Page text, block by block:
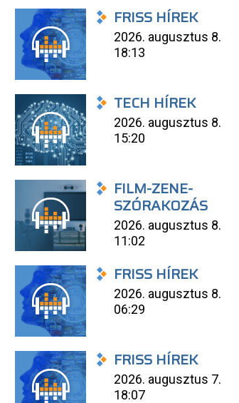
FRISS HÍREK
2026. augusztus 8.
18:13
TECH HÍREK
2026. augusztus 8.
15:20
FILM-ZENE-
SZÓRAKOZÁS
2026. augusztus 8.
11:02
FRISS HÍREK
2026. augusztus 8.
06:29
FRISS HÍREK
2026. augusztus 7.
18:07